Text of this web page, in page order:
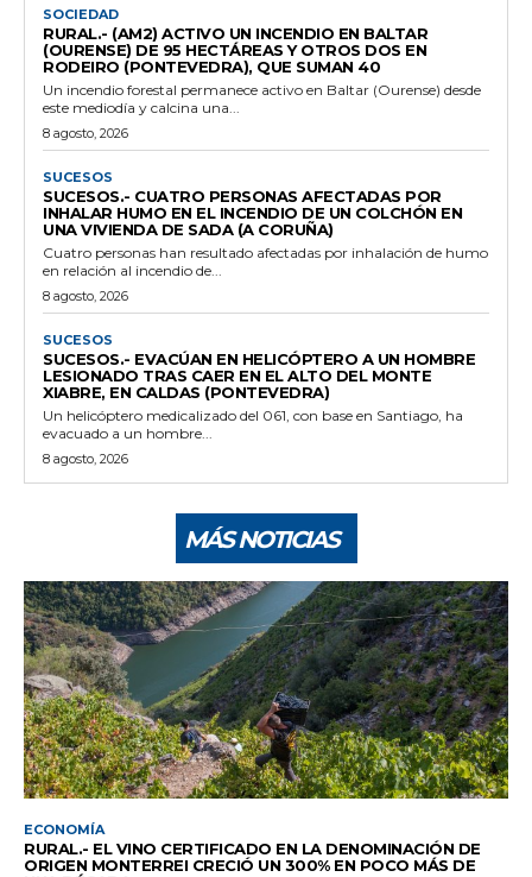
SOCIEDAD
RURAL.- (AM2) ACTIVO UN INCENDIO EN BALTAR
(OURENSE) DE 95 HECTÁREAS Y OTROS DOS EN
RODEIRO (PONTEVEDRA), QUE SUMAN 40
Un incendio forestal permanece activo en Baltar (Ourense) desde
este mediodía y calcina una...
8 agosto, 2026
SUCESOS
SUCESOS.- CUATRO PERSONAS AFECTADAS POR
INHALAR HUMO EN EL INCENDIO DE UN COLCHÓN EN
UNA VIVIENDA DE SADA (A CORUÑA)
Cuatro personas han resultado afectadas por inhalación de humo
en relación al incendio de...
8 agosto, 2026
SUCESOS
SUCESOS.- EVACÚAN EN HELICÓPTERO A UN HOMBRE
LESIONADO TRAS CAER EN EL ALTO DEL MONTE
XIABRE, EN CALDAS (PONTEVEDRA)
Un helicóptero medicalizado del 061, con base en Santiago, ha
evacuado a un hombre...
8 agosto, 2026
MÁS NOTICIAS
ECONOMÍA
RURAL.- EL VINO CERTIFICADO EN LA DENOMINACIÓN DE
ORIGEN MONTERREI CRECIÓ UN 300% EN POCO MÁS DE